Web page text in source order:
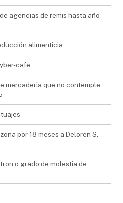
agencias de remis hasta año
alimenticia
cafe
mercaderia que no contemple
por 18 meses a Deloren S.
o grado de molestia de